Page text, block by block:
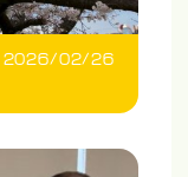
2026/02/26